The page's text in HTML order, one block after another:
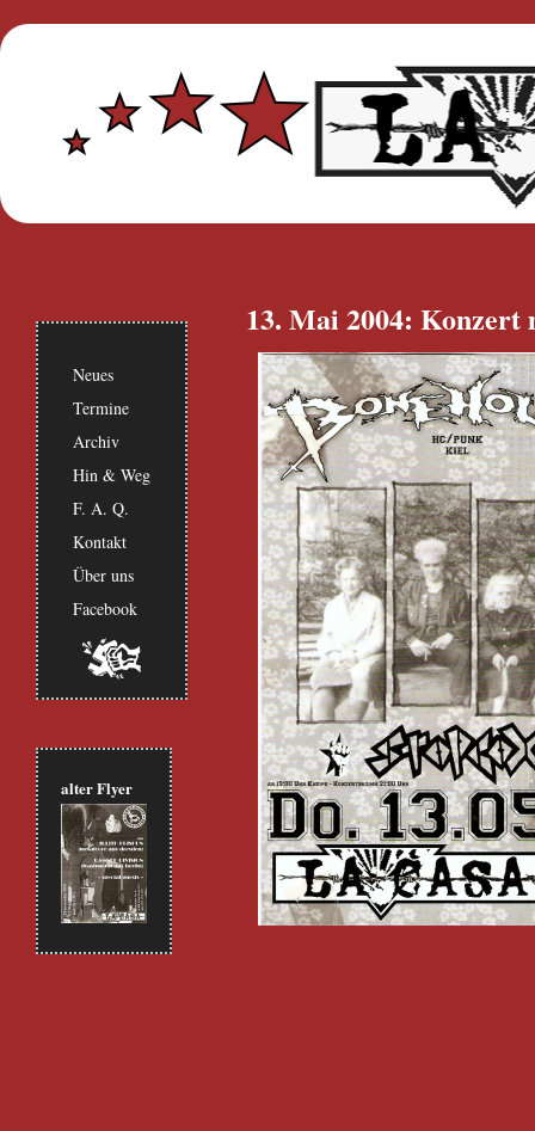
13. Mai 2004: Konzert
Neues
Termine
Archiv
Hin & Weg
F. A. Q.
Kontakt
Über uns
Facebook
alter Flyer